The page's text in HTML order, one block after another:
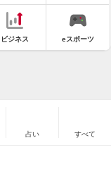
ビジネス eスポーツ
占い すべて